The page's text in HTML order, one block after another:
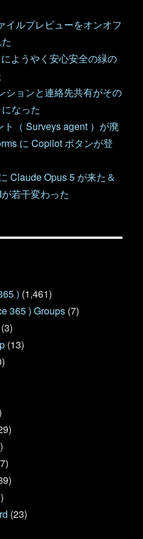
イルプレビューをオンオフ
ようやく安心安全の緑の
ションと連絡先共有がその
なった
（ Surveys agent ）が廃
に Copilot ボタンが登
Claude Opus 5 が来た＆
若干変わった
) (1,461)
365 ) Groups (7)
(3)
(13)
(23)